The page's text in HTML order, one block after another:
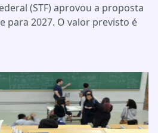
(STF) aprovou a proposta
para 2027. O valor previsto é